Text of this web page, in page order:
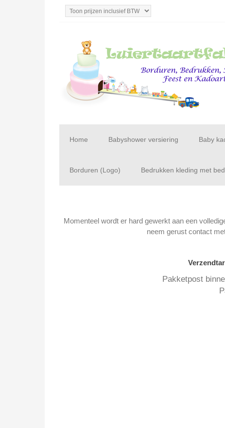
Home Babyshower versiering Baby
Borduren (Logo) Bedrukken kleding met
Momenteel wordt er hard gewerkt aan een
neem gerust contact
Pakketpost